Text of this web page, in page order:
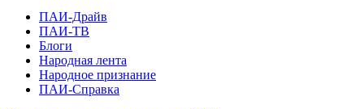
ПАИ-Драйв
ПАИ-ТВ
Блоги
Народная лента
Народное признание
ПАИ-Справка